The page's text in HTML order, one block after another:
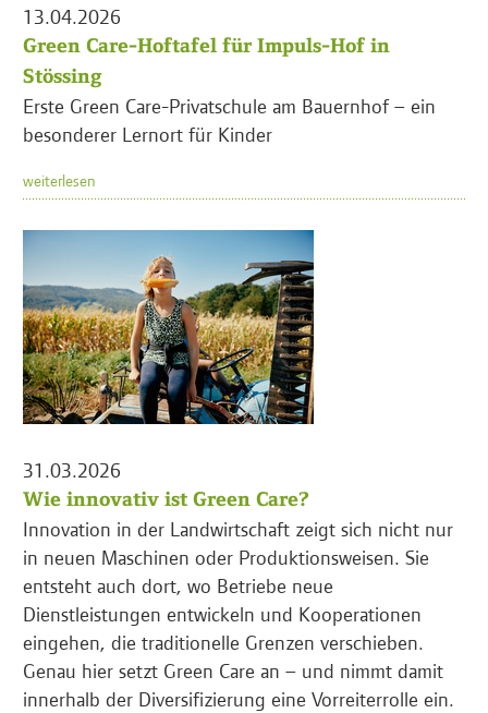
13.04.2026
Green Care-Hoftafel für Impuls-Hof in
Stössing
Erste Green Care-Privatschule am Bauernhof – ein
besonderer Lernort für Kinder
weiterlesen
31.03.2026
Wie innovativ ist Green Care?
Innovation in der Landwirtschaft zeigt sich nicht nur
in neuen Maschinen oder Produktionsweisen. Sie
entsteht auch dort, wo Betriebe neue
Dienstleistungen entwickeln und Kooperationen
eingehen, die traditionelle Grenzen verschieben.
Genau hier setzt Green Care an – und nimmt damit
innerhalb der Diversifizierung eine Vorreiterrolle ein.